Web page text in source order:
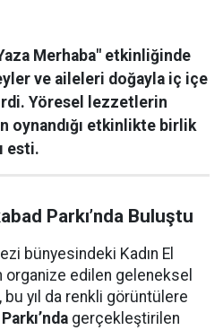
Merhaba" etkinliğinde
ve aileleri doğayla iç içe
Yöresel lezzetlerin
oynandığı etkinlikte birlik
esti.
Parkı’nda Buluştu
bünyesindeki Kadın El
organize edilen geleneksel
yıl da renkli görüntülere
gerçekleştirilen